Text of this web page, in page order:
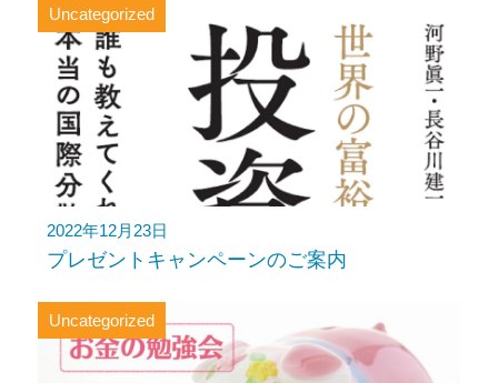
Uncategorized
2022年12月23日
プレゼントキャンペーンのご案内
Uncategorized